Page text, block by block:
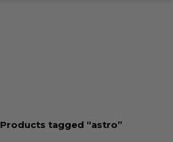
Products tagged “astro”